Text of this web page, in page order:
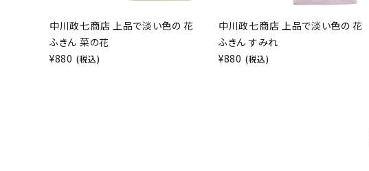
中川政七商店 上品で淡い色の 花
ふきん 菜の花
¥880 (税込)
中川政七商店 上品で淡い色の 花
ふきん すみれ
¥880 (税込)